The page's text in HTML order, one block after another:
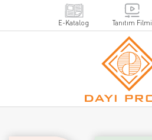
E-Katalog Tanıtım Filmi